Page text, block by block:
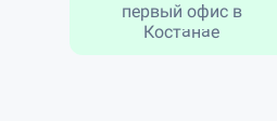
первый офис в
Костанае